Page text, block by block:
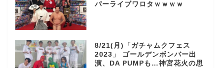
パーライブワロタｗｗｗｗ
8/21(月)「ガチャムクフェス
2023」 ゴールデンボンバー出
演、DA PUMPも…神宮花火の思